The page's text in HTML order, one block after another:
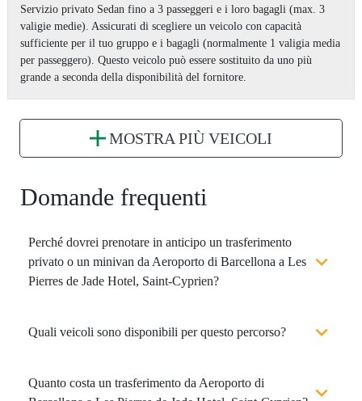
Servizio privato Sedan fino a 3 passeggeri e i loro bagagli (max. 3
valigie medie). Assicurati di scegliere un veicolo con capacità
sufficiente per il tuo gruppo e i bagagli (normalmente 1 valigia media
per passeggero). Questo veicolo può essere sostituito da uno più
grande a seconda della disponibilità del fornitore.
MOSTRA PIÙ VEICOLI
Domande frequenti
Perché dovrei prenotare in anticipo un trasferimento
privato o un minivan da Aeroporto di Barcellona a Les
Pierres de Jade Hotel, Saint-Cyprien?
Quali veicoli sono disponibili per questo percorso?
Quanto costa un trasferimento da Aeroporto di